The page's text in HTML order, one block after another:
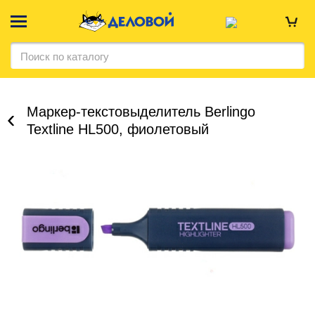
Маркер-текстовыделитель Berlingo
Textline HL500, фиолетовый